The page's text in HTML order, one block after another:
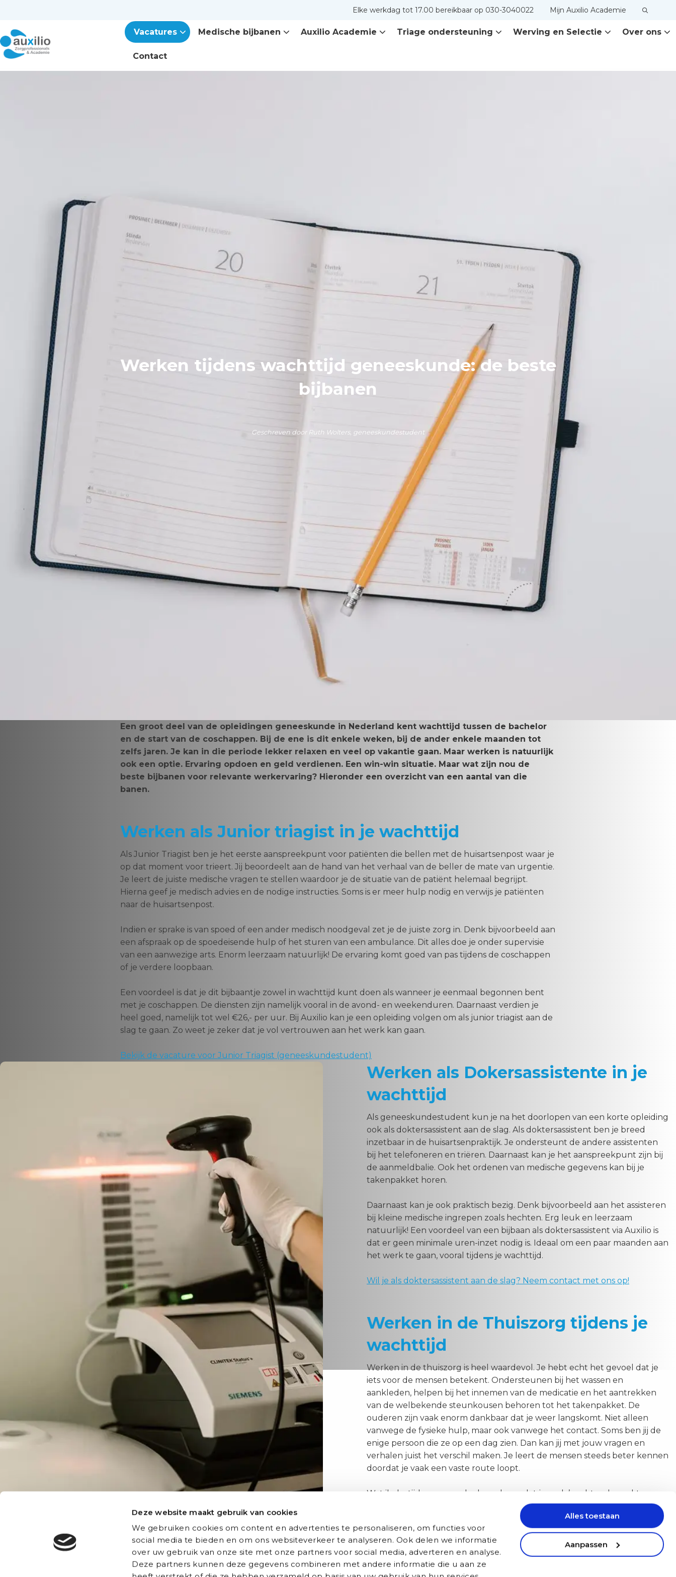
Deze website maakt gebruik van cookies
We gebruiken cookies om content en advertenties te personaliseren, om functies voor
social media te bieden en om ons websiteverkeer te analyseren. Ook delen we informatie
over uw gebruik van onze site met onze partners voor social media, adverteren en analyse.
Deze partners kunnen deze gegevens combineren met andere informatie die u aan ze
Alles toestaan
Aanpassen
Elke werkdag tot 17.00 bereikbaar op 030-3040022 Mijn Auxilio Academie
Vacatures Medische bijbanen Auxilio Academie Triage ondersteuning Werving en Selectie Over ons
Contact
Werken tijdens wachttijd geneeskunde: de beste
bijbanen
Geschreven door Ruth Wolters, geneeskundestudent
Een groot deel van de opleidingen geneeskunde in Nederland kent wachttijd tussen de bachelor
en de start van de coschappen. Bij de ene is dit enkele weken, bij de ander enkele maanden tot
zelfs jaren. Je kan in die periode lekker relaxen en veel op vakantie gaan. Maar werken is natuurlijk
ook een optie. Ervaring opdoen en geld verdienen. Een win-win situatie. Maar wat zijn nou de
beste bijbanen voor relevante werkervaring? Hieronder een overzicht van een aantal van die
banen.
Werken als Junior triagist in je wachttijd
Als Junior Triagist ben je het eerste aanspreekpunt voor patiënten die bellen met de huisartsenpost waar je
op dat moment voor trieert. Jij beoordeelt aan de hand van het verhaal van de beller de mate van urgentie.
Je leert de juiste medische vragen te stellen waardoor je de situatie van de patiënt helemaal begrijpt.
Hierna geef je medisch advies en de nodige instructies. Soms is er meer hulp nodig en verwijs je patiënten
naar de huisartsenpost.
Indien er sprake is van spoed of een ander medisch noodgeval zet je de juiste zorg in. Denk bijvoorbeeld aan
een afspraak op de spoedeisende hulp of het sturen van een ambulance. Dit alles doe je onder supervisie
van een aanwezige arts. Enorm leerzaam natuurlijk! De ervaring komt goed van pas tijdens de coschappen
of je verdere loopbaan.
Een voordeel is dat je dit bijbaantje zowel in wachttijd kunt doen als wanneer je eenmaal begonnen bent
met je coschappen. De diensten zijn namelijk vooral in de avond- en weekenduren. Daarnaast verdien je
heel goed, namelijk tot wel €26,- per uur. Bij Auxilio kan je een opleiding volgen om als junior triagist aan de
slag te gaan. Zo weet je zeker dat je vol vertrouwen aan het werk kan gaan.
Bekijk de vacature voor Junior Triagist (geneeskundestudent)
Werken als Dokersassistente in je
wachttijd
Als geneeskundestudent kun je na het doorlopen van een korte opleiding
ook als doktersassistent aan de slag. Als doktersassistent ben je breed
inzetbaar in de huisartsenpraktijk. Je ondersteunt de andere assistenten
bij het telefoneren en triëren. Daarnaast kan je het aanspreekpunt zijn bij
de aanmeldbalie. Ook het ordenen van medische gegevens kan bij je
takenpakket horen.
Daarnaast kan je ook praktisch bezig. Denk bijvoorbeeld aan het assisteren
bij kleine medische ingrepen zoals hechten. Erg leuk en leerzaam
natuurlijk! Een voordeel van een bijbaan als doktersassistent via Auxilio is
dat er geen minimale uren-inzet nodig is. Ideaal om een paar maanden aan
het werk te gaan, vooral tijdens je wachttijd.
Wil je als doktersassistent aan de slag? Neem contact met ons op!
Werken in de Thuiszorg tijdens je
wachttijd
Werken in de thuiszorg is heel waardevol. Je hebt echt het gevoel dat je
iets voor de mensen betekent. Ondersteunen bij het wassen en
aankleden, helpen bij het innemen van de medicatie en het aantrekken
van de welbekende steunkousen behoren tot het takenpakket. De
ouderen zijn vaak enorm dankbaar dat je weer langskomt. Niet alleen
vanwege de fysieke hulp, maar ook vanwege het contact. Soms ben jij de
enige persoon die ze op een dag zien. Dan kan jij met jouw vragen en
verhalen juist het verschil maken. Je leert de mensen steeds beter kennen
doordat je vaak een vaste route loopt.
Wat ik destijds een voordeel vond, was dat je vaak ’s ochtends werkt.
Meestal vanaf 7:00 tot ongeveer 11:00. Dit betekent dat je daarna nog een
hele dag over hebt om andere dingen te doen.
Helpen bij wetenschappelijk onderzoek
In het ziekenhuis wordt enorm veel wetenschappelijk onderzoek gedaan. Er worden dan ook regelmatig
geneeskundestudenten gevraagd om mee te helpen. Vanuit eigen ervaring kan ik zeggen dat dit heel